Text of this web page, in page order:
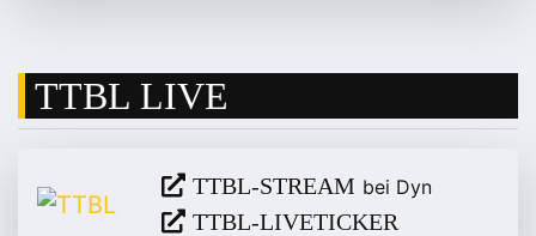
TTBL LIVE
TTBL-STREAM bei Dyn
TTBL-LIVETICKER